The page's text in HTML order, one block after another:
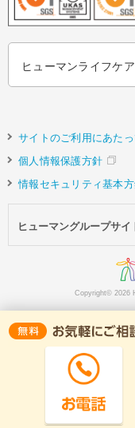
ヒューマンライフケ
サイトのご利用にあた
個人情報保護方針
情報セキュリティ基本
ヒューマングループサイ
Copyright© 2026